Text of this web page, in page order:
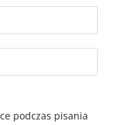
podczas pisania